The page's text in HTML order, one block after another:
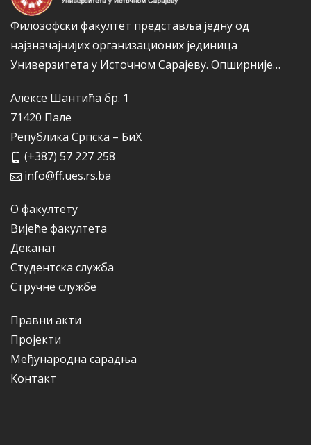
Филозофски факултет представља једну од
најзначајнијих организационих јединица
Универзитета у Источном Сарајеву. Опширније…
Алексе Шантића бр. 1
71420 Пале
Република Српска – БиХ
(+387) 57 227 258
info@ff.ues.rs.ba
О факултету
Вијеће факултета
Деканат
Студентска служба
Стручне службе
Правни акти
Пројекти
Међународна сарадња
Контакт